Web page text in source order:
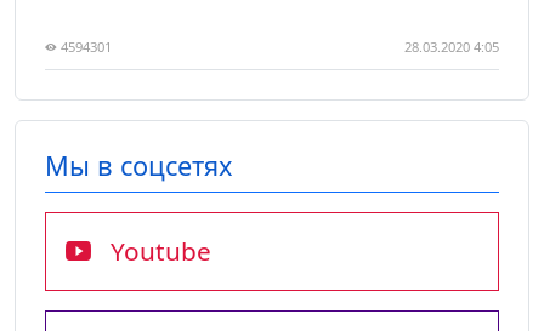
4594301 28.03.2020 4:05
Мы в соцсетях
Youtube